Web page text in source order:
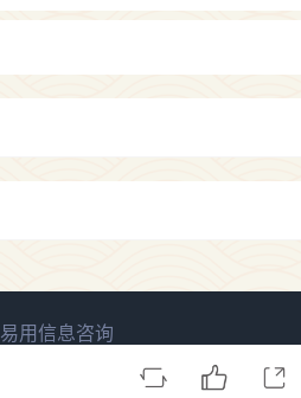
易用信息咨询
鲁ICP备2023027138号-2